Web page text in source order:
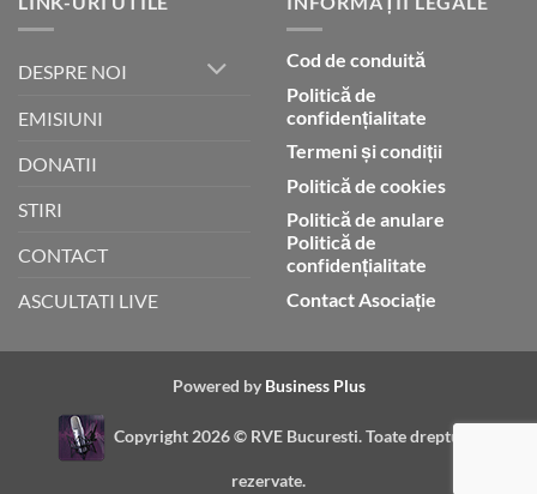
DESPRE NOI
EMISIUNI
DONATII
STIRI
CONTACT
ASCULTATI LIVE
Cod de conduită
Politică de
confidențialitate
Termeni și condiții
Politică de cookies
Politică de anulare
Politică de
confidențialitate
Contact Asociație
Powered by Business Plus
Copyright 2026 © RVE Bucuresti. Toate drepturile
rezervate.